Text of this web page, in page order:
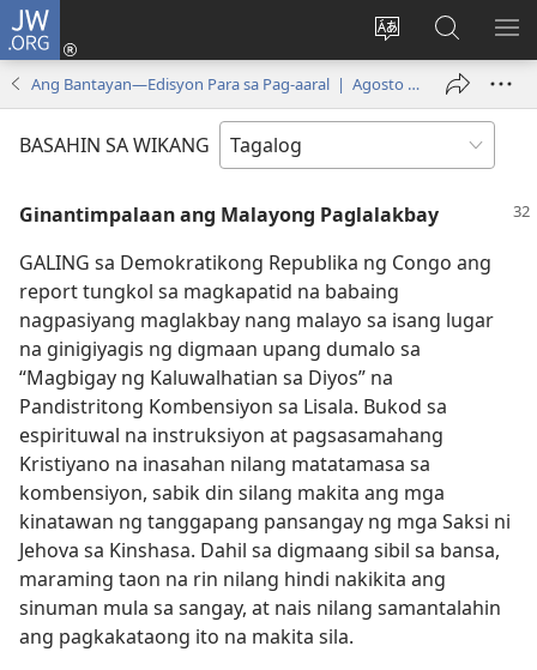
JW.ORG
Baguhin
ang
ng
Mag-
log
(may
bubukas
window)
sa
JW.ORG
Ang Bantayan—Edisyon Para sa Pag-aaral | Agosto 1, 2005
BASAHIN SA WIKANG
Ginantimpalaan ang Malayong Paglalakbay
GALING sa Demokratikong Republika ng Congo ang
report tungkol sa magkapatid na babaing
nagpasiyang maglakbay nang malayo sa isang lugar
na ginigiyagis ng digmaan upang dumalo sa
“Magbigay ng Kaluwalhatian sa Diyos” na
Pandistritong Kombensiyon sa Lisala. Bukod sa
espirituwal na instruksiyon at pagsasamahang
Kristiyano na inasahan nilang matatamasa sa
kombensiyon, sabik din silang makita ang mga
kinatawan ng tanggapang pansangay ng mga Saksi ni
Jehova sa Kinshasa. Dahil sa digmaang sibil sa bansa,
maraming taon na rin nilang hindi nakikita ang
sinuman mula sa sangay, at nais nilang samantalahin
ang pagkakataong ito na makita sila.